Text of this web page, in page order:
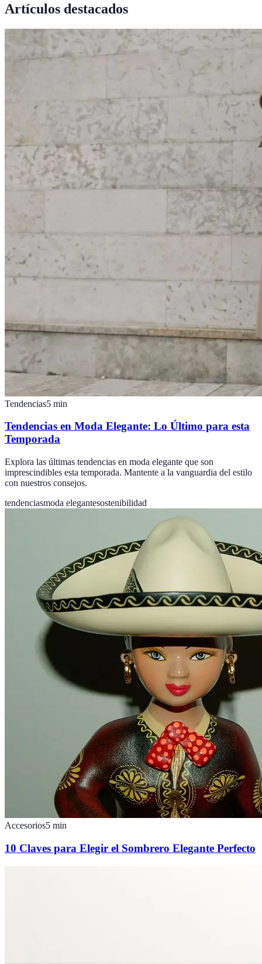
Artículos destacados
Tendencias5 min
Tendencias en Moda Elegante: Lo Último para esta
Temporada
Explora las últimas tendencias en moda elegante que son
imprescindibles esta temporada. Mantente a la vanguardia del estilo
con nuestros consejos.
tendenciasmoda elegantesostenibilidad
Accesorios5 min
10 Claves para Elegir el Sombrero Elegante Perfecto